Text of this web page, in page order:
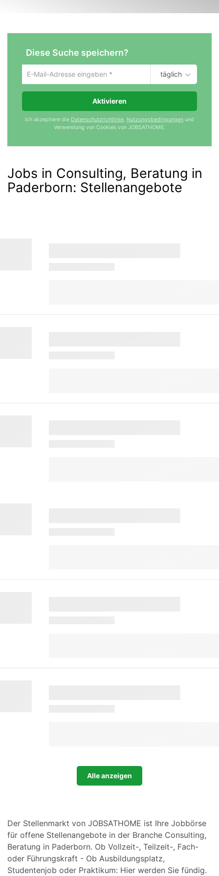
Diese Suche speichern?
Um
die
aktuelle
zu
deine
ein
täglich
Aktivieren
Ich akzeptiere die Datenschutzrichtlinie, Nutzungsbedingungen und
Verwendung von Cookies von JOBSATHOME.
Jobs in Consulting, Beratung in
Paderborn: Stellenangebote
Alle anzeigen
Der Stellenmarkt von JOBSATHOME ist Ihre Jobbörse
für offene Stellenangebote in der Branche Consulting,
Beratung in Paderborn. Ob Vollzeit-, Teilzeit-, Fach-
oder Führungskraft - Ob Ausbildungsplatz,
Studentenjob oder Praktikum: Hier werden Sie fündig.